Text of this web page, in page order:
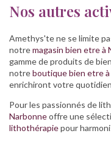
Nos autres
Amethys'te ne se limite
notremagasin bien etre à
gamme de produits de
notreboutique bien etre
enrichiront votre
Pour les passionnés de
Narbonneoffre une
lithothérapiepour